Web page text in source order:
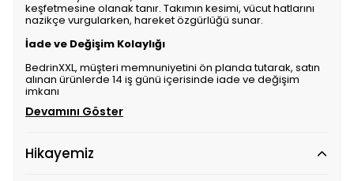
keşfetmesine olanak tanır. Takımın kesimi, vücut hatlarını
nazikçe vurgularken, hareket özgürlüğü sunar.
İade ve Değişim Kolaylığı
BedrinXXL, müşteri memnuniyetini ön planda tutarak, satın
alınan ürünlerde 14 iş günü içerisinde iade ve değişim
imkanı
Devamını Göster
Hikayemiz